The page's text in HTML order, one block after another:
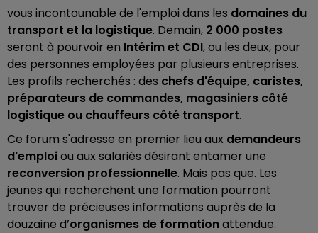
vous incontounable de l'emploi dans les domaines du
transport et la logistique. Demain, 2 000 postes
seront à pourvoir en Intérim et CDI, ou les deux, pour
des personnes employées par plusieurs entreprises.
Les profils recherchés : des chefs d'équipe, caristes,
préparateurs de commandes, magasiniers côté
logistique ou chauffeurs côté transport.
Ce forum s'adresse en premier lieu aux demandeurs
d'emploiou aux salariés désirant entamer une
reconversion professionnelle. Mais pas que. Les
jeunes qui recherchent une formation pourront
trouver de précieuses informations auprès de la
douzaine d’organismes de formationattendue.